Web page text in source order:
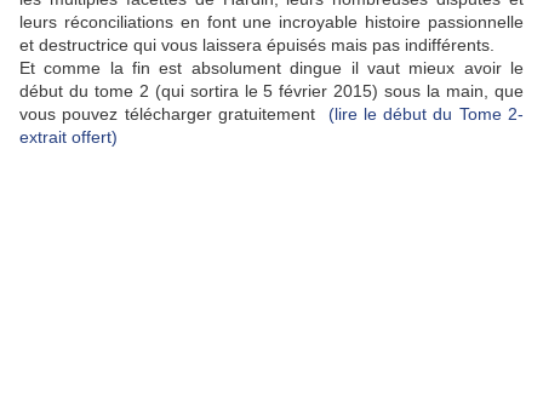
leurs réconciliations en font une incroyable histoire passionnelle
et destructrice qui vous laissera épuisés mais pas indifférents.
Et comme la fin est absolument dingue il vaut mieux avoir le
début du tome 2 (qui sortira le 5 février 2015) sous la main, que
vous pouvez télécharger gratuitement
(lire le début du Tome 2-
extrait offert)